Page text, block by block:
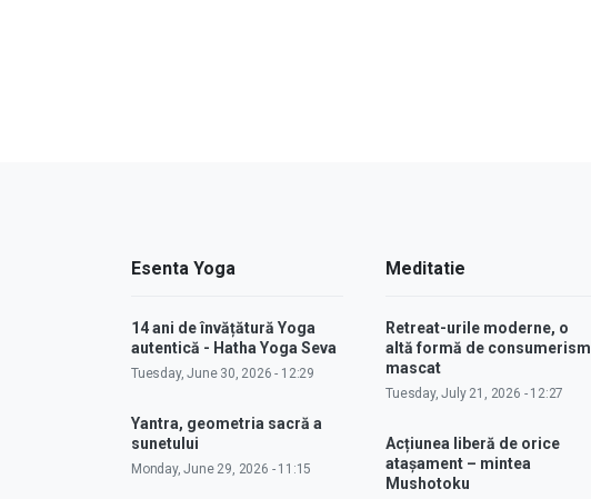
Esenta Yoga
14 ani de învățătură Yoga
autentică - Hatha Yoga Seva
Tuesday, June 30, 2026 - 12:29
Yantra, geometria sacră a
sunetului
Monday, June 29, 2026 - 11:15
Meditatie
Retreat-urile moderne, o
altă formă de consumerism
mascat
Tuesday, July 21, 2026 - 12:27
Acțiunea liberă de orice
atașament – mintea
Mushotoku